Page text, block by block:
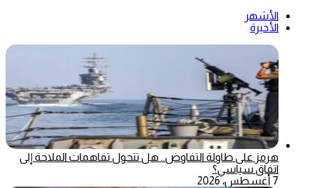
الأشهر
الأخيرة
هرمز على طاولة التفاوض.. هل تتحول تفاهمات الملاحة إلى
اتفاق سياسي؟
7 أغسطس، 2026